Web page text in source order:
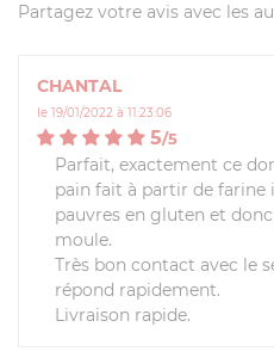
Partagez votre avis avec les
CHANTAL
le 19/01/2022 à 11:23:06
5/5
Parfait, exactement ce
pain fait à partir de farine
pauvres en gluten et
moule.
Très bon contact avec le
répond rapidement.
Livraison rapide.